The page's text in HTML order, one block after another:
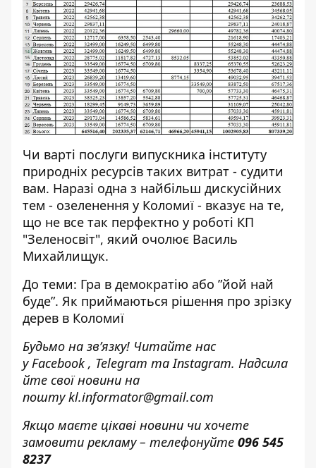
Чи варті послуги випускника інституту
природніх ресурсів таких витрат - судити
вам. Наразі одна з найбільш дискусійних
тем - озеленення у Коломиї - вказує на те,
що не все так перфектно у роботі КП
"Зеленосвіт", який очолює Василь
Михайлищук.
До теми: Гра в демократію або ”йой най
буде”. Як приймаються рішення про зрізку
дерев в Коломиї
Будьмо на зв’язку! Читайте нас
у Facebook, Telegram та Instagram. Надсила
йте свої новини на
поштуkl.informator@gmail.com
Якщо маєте цікаві новини чи хочете
замовити рекламу – телефонуйте 096 545
8237